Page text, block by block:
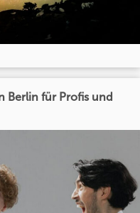
Berlin für Profis und